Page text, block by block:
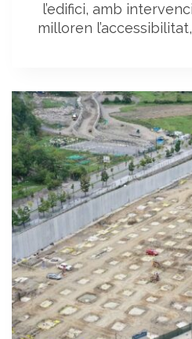
l’edifici, amb
milloren